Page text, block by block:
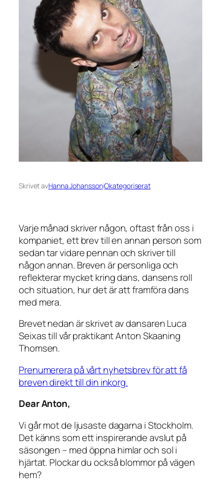
Skrivet avHanna JohanssoniOkategoriserat
Varje månad skriver någon, oftast från oss i
kompaniet, ett brev till en annan person som
sedan tar vidare pennan och skriver till
någon annan. Breven är personliga och
reflekterar mycket kring dans, dansens roll
och situation, hur det är att framföra dans
med mera.
Brevet nedan är skrivet av dansaren Luca
Seixas till vår praktikant Anton Skaaning
Thomsen.
Prenumerera på vårt nyhetsbrev för att få
breven direkt till din inkorg.
Dear Anton,
Vi går mot de ljusaste dagarna i Stockholm.
Det känns som ett inspirerande avslut på
säsongen – med öppna himlar och sol i
hjärtat. Plockar du också blommor på vägen
hem?